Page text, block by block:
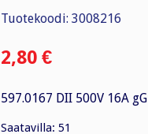
Tuotekoodi: 3008216
2,80 €
597.0167 DII 500V 16A gG
Saatavilla: 51